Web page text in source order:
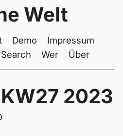
Welt
Demo
Impressum
Search Wer Über
2023